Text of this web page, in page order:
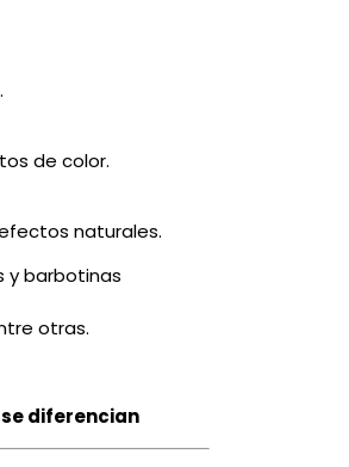
de color.
naturales.
y barbotinas
otras.
diferencian